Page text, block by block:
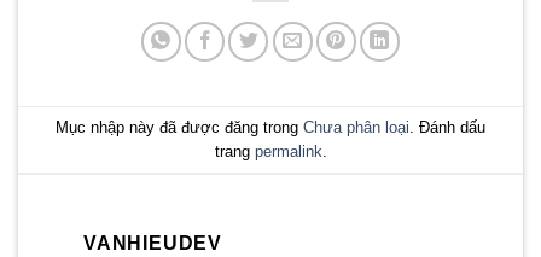
Mục nhập này đã được đăng trong Chưa phân loại . Đánh dấu
trang permalink
VANHIEUDEV